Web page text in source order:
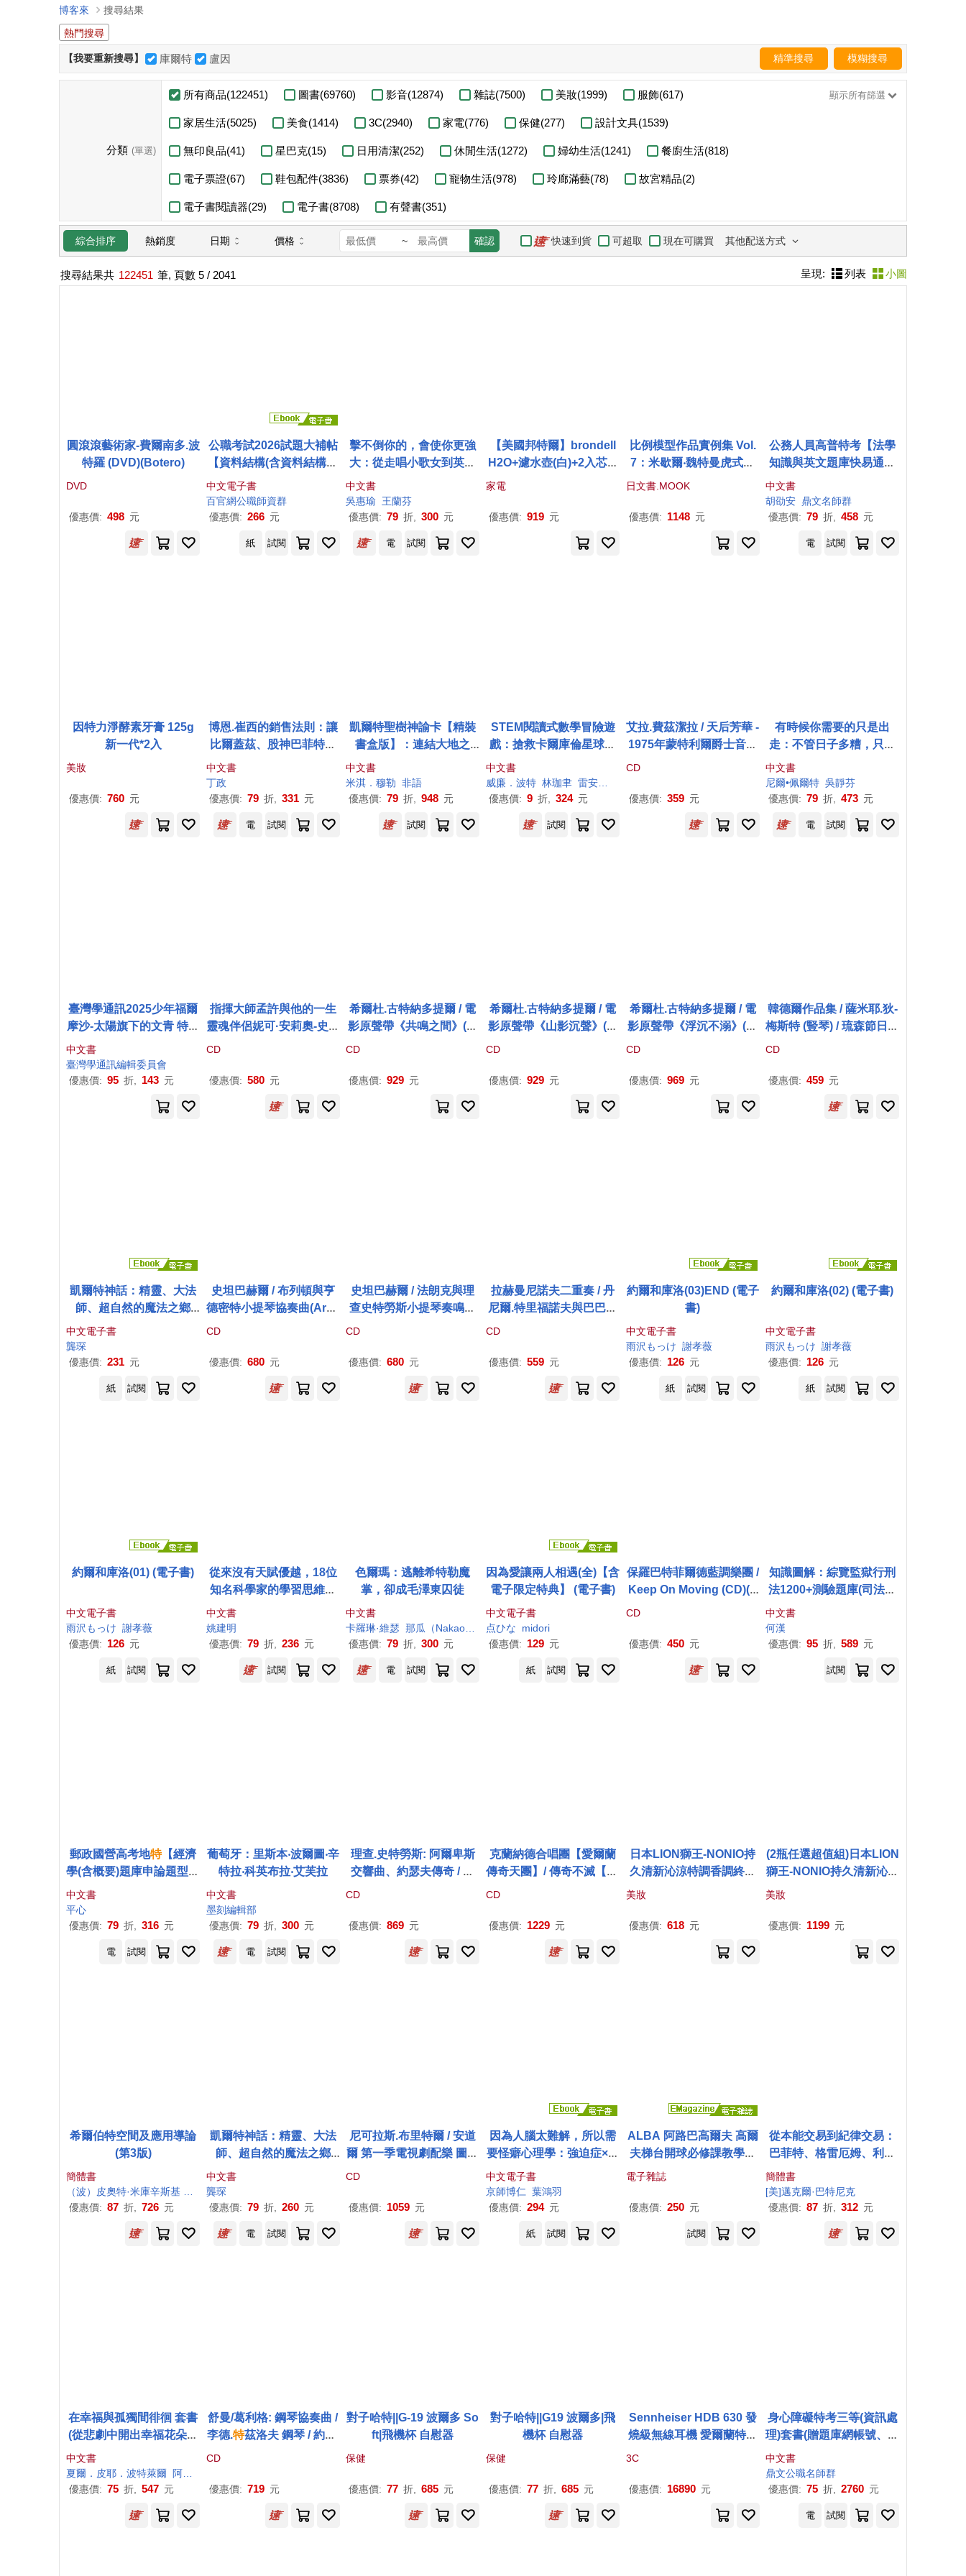
博客來
搜尋結果
熱門搜尋
【我要重新搜尋】 庫爾特 盧因 精準搜尋 模糊搜尋
分類 (單選)
所有商品(122451) 圖書(69760) 影音(12874) 雜誌(7500) 美妝(1999) 服飾(617)
家居生活(5025) 美食(1414) 3C(2940) 家電(776) 保健(277) 設計文具(1539)
無印良品(41) 星巴克(15) 日用清潔(252) 休閒生活(1272) 婦幼生活(1241) 餐廚生活(818)
電子票證(67) 鞋包配件(3836) 票券(42) 寵物生活(978) 玲廊滿藝(78) 故宮精品(2)
電子書閱讀器(29) 電子書(8708) 有聲書(351)
顯示所有篩選
綜合排序 熱銷度 日期 價格 ~ 確認 快速到貨 可超取 現在可購買 其他配送方式
搜尋結果共 122451 筆, 頁數 5 / 2041 呈現: 列表 小圖
圓滾滾藝術家-費爾南多.波
特羅 (DVD)(Botero)
DVD
優惠價: 498 元
公職考試2026試題大補帖
【資料結構(含資料結構與
資料庫及資料探勘)】(106
~114年試題)(申論題型)[適
用三等/高考、關務、地方
3) (電子書)
中文電子書
百官網公職師資群
優惠價: 266 元
擊不倒你的，會使你更強
大：從走唱小歌女到英特
爾總經理，吳惠瑜把逆境
活成喜劇的人生哲學
中文書
吳惠瑜
王蘭芬
優惠價: 79 折, 300 元
【美國邦特爾】brondell
H2O+濾水壺(白)+2入芯(1
家電
優惠價: 919 元
比例模型作品實例集 Vol.
7：米歇爾‧魏特曼虎式戰
車
日文書.MOOK
優惠價: 1148 元
公務人員高普特考【法學
知識與英文題庫快易通】
(名師親授應考密技.最新年
度國考詳解)(16版)
中文書
胡劭安 鼎文名師群
優惠價: 79 折, 458 元
紙 試閱 電 試閱 電 試閱
因特力淨酵素牙膏 125g
新一代*2入
美妝
優惠價: 760 元
博恩.崔西的銷售法則：讓
比爾蓋茲、股神巴菲特、
傑克.威爾許奉行的商業定
中文書
丁政
優惠價: 79 折, 331 元
凱爾特聖樹神諭卡【精裝
書盒版】：連結大地之
靈，歐甘樹文的魔法力量
(25張牌卡+解說手冊+絨布
束口袋)
中文書
米淇．穆勒 非語
優惠價: 79 折, 948 元
STEM閱讀式數學冒險遊
戲：搶救卡爾庫倫星球危
中文書
威廉．波特 林珈聿 雷安．維埃拉
優惠價: 9 折, 324 元
艾拉.費茲潔拉 / 天后芳華 -
1975年蒙特利爾爵士音樂
節傳奇現場【絕版重生神
ald / At the Montreux Jaz
CD
優惠價: 359 元
有時候你需要的只是出
走：不管日子多糟，只要
踩下油門，感覺就好多了
(傳奇搖滾樂團Rush鼓手
尼爾˙佩爾特用騎行對抗心
中文書
尼爾•佩爾特 吳靜芬
優惠價: 79 折, 473 元
電 試閱 試閱 試閱 電 試閱
臺灣學通訊2025少年福爾
摩沙-太陽旗下的文青 特刊
中文書
臺灣學通訊編輯委員會
優惠價: 95 折, 143 元
指揮大師孟許與他的一生
靈魂伴侶妮可·安莉奧-史懷
哲 / 李斯特與拉威爾鋼琴
ole Henriot-Schweitzer
& Ravel Piano Concert
CD
優惠價: 580 元
希爾杜.古特納多提爾 / 電
影原聲帶《共鳴之間》(黑
膠)(O.S.T. : Saman / Hild
CD
優惠價: 929 元
希爾杜.古特納多提爾 / 電
影原聲帶《山影沉聲》(黑
膠)(O.S.T. : Mount A / Hil
CD
優惠價: 929 元
希爾杜.古特納多提爾 / 電
影原聲帶《浮沉不溺》(黑
膠)(O.S.T. : Without Sinki
(LP))
CD
優惠價: 969 元
韓德爾作品集 / 薩米耶.狄-
梅斯特 (豎琴) / 琉森節日弦
樂團(Händel / Xavier de
Lucerne)
CD
優惠價: 459 元
凱爾特神話：精靈、大法
師、超自然的魔法之鄉
【世界神話系列1】 (電子
中文電子書
龔琛
優惠價: 231 元
史坦巴赫爾 / 布列頓與亨
德密特小提琴協奏曲(Arab
ella Steinbacher / Britten
certos (SACD Hybrid))
CD
優惠價: 680 元
史坦巴赫爾 / 法朗克與理
查史特勞斯小提琴奏鳴曲
(Arabella Steinbacher / F
n Sonatas (SACD Hybri
CD
優惠價: 680 元
拉赫曼尼諾夫二重奏 / 丹
尼爾.特里福諾夫與巴巴揚
/ 鋼琴 (2CD)(Rachmanin
nov, Sergei Babayan (2
CD
優惠價: 559 元
約爾和庫洛(03)END (電子
書)
中文電子書
雨沢もっけ 謝孝薇
優惠價: 126 元
約爾和庫洛(02) (電子書)
中文電子書
雨沢もっけ 謝孝薇
優惠價: 126 元
紙 試閱 紙 試閱 紙 試閱
約爾和庫洛(01) (電子書)
中文電子書
雨沢もっけ 謝孝薇
優惠價: 126 元
從來沒有天賦優越，18位
知名科學家的學習思維：
笛卡爾、達爾文、愛因斯
坦……你也可以培養出屬
於自己的天才思考
中文書
姚建明
優惠價: 79 折, 236 元
色爾瑪：逃離希特勒魔
掌，卻成毛澤東囚徒
中文書
卡羅琳·維瑟 那瓜（Nakao Eki Pacidal）
優惠價: 79 折, 300 元
因為愛讓兩人相遇(全)【含
電子限定特典】 (電子書)
中文電子書
点ひな
midori
優惠價: 129 元
保羅巴特菲爾德藍調樂團 /
Keep On Moving (CD)(P
aul Butterfield Blues Ba
D))
CD
優惠價: 450 元
知識圖解：綜覽監獄行刑
法1200+測驗題庫(司法特
考、各類相關考試適用)
中文書
何漢
優惠價: 95 折, 589 元
紙 試閱 試閱 電 試閱 紙 試閱 試閱
郵政國營高考地特【經濟
學(含概要)題庫申論題型完
全攻略】(百大試題精解.歷
中文書
平心
優惠價: 79 折, 316 元
葡萄牙：里斯本‧波爾圖‧辛
特拉‧科英布拉‧艾芙拉
中文書
墨刻編輯部
優惠價: 79 折, 300 元
理查.史特勞斯: 阿爾卑斯
交響曲、約瑟夫傳奇 / 帕
佛.賈維&NHK交響樂團(RI
ALPINE SYMPHONY: JO
MPHONIC FRAGMENT /
CD
優惠價: 869 元
克蘭納德合唱團【愛爾蘭
傳奇天團】/ 傳奇不滅【40
周年雙黑膠限量
【40th Anniversary Editi
CD
優惠價: 1229 元
日本LION獅王-NONIO持
久清新沁涼特調香調終結
口氣漱口水600ml/瓶(薄荷
除黃垢潔齒水,恢復牙齒光
美妝
優惠價: 618 元
(2瓶任選超值組)日本LION
獅王-NONIO持久清新沁涼
特調香調終結口氣漱口水6
效淨味潔口液,除黃垢潔齒
異味) 晶燦亮白(銀)*2瓶
美妝
優惠價: 1199 元
電 試閱 電 試閱
希爾伯特空間及應用導論
(第3版)
簡體書
（波）皮奧特·米庫辛斯基
（美）洛肯納斯·德布納斯
優惠價: 87 折, 726 元
凱爾特神話：精靈、大法
師、超自然的魔法之鄉
【世界神話系列1】
中文書
龔琛
優惠價: 79 折, 260 元
尼可拉斯.布里特爾 / 安道
爾 第一季電視劇配樂 圖膠
(Nicholas Britell / Music f
cture Disc)
CD
優惠價: 1059 元
因為人腦太難解，所以需
要怪癖心理學：強迫症×特
殊愛戀×人格障礙×不良嗜
好×殘酷實驗，生活中耳熟
能詳的怪異行為，可能自
中文電子書
京師博仁 葉鴻羽
優惠價: 294 元
ALBA 阿路巴高爾夫 高爾
夫梯台開球必修課教學特
刊 (電子雜誌)
電子雜誌
優惠價: 250 元
從本能交易到紀律交易：
巴菲特、格雷厄姆、利弗
莫爾等16位投資大師敗中
求勝的秘密
簡體書
[美]邁克爾·巴特尼克
優惠價: 87 折, 312 元
電 試閱 紙 試閱 試閱
在幸福與孤獨間徘徊 套書
(從悲劇中開出幸福花朵的
人生智慧：叔本華+巴黎的
憂鬱：波特萊爾)
中文書
夏爾．皮耶．波特萊爾
阿圖爾．叔本華
優惠價: 75 折, 547 元
舒曼/葛利格: 鋼琴協奏曲 /
李德.特茲洛夫 鋼琴 / 約翰.
艾略
umann, Grieg: Piano Co
Sir John Eliot Gardiner)
CD
優惠價: 719 元
對子哈特||G-19 波爾多 So
ft|飛機杯 自慰器
保健
優惠價: 77 折, 685 元
對子哈特||G19 波爾多|飛
機杯 自慰器
保健
優惠價: 77 折, 685 元
Sennheiser HDB 630 發
燒級無線耳機 愛爾蘭特製
單體 自適應主動降噪 公司
3C
優惠價: 16890 元
身心障礙特考三等(資訊處
理)套書(贈題庫網帳號、雲
中文書
鼎文公職名師群
優惠價: 75 折, 2760 元
電 試閱